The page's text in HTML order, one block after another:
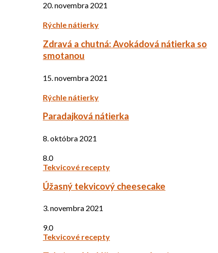
20. novembra 2021
Rýchle nátierky
Zdravá a chutná: Avokádová nátierka so
smotanou
15. novembra 2021
Rýchle nátierky
Paradajková nátierka
8. októbra 2021
8.0
Tekvicové recepty
Úžasný tekvicový cheesecake
3. novembra 2021
9.0
Tekvicové recepty